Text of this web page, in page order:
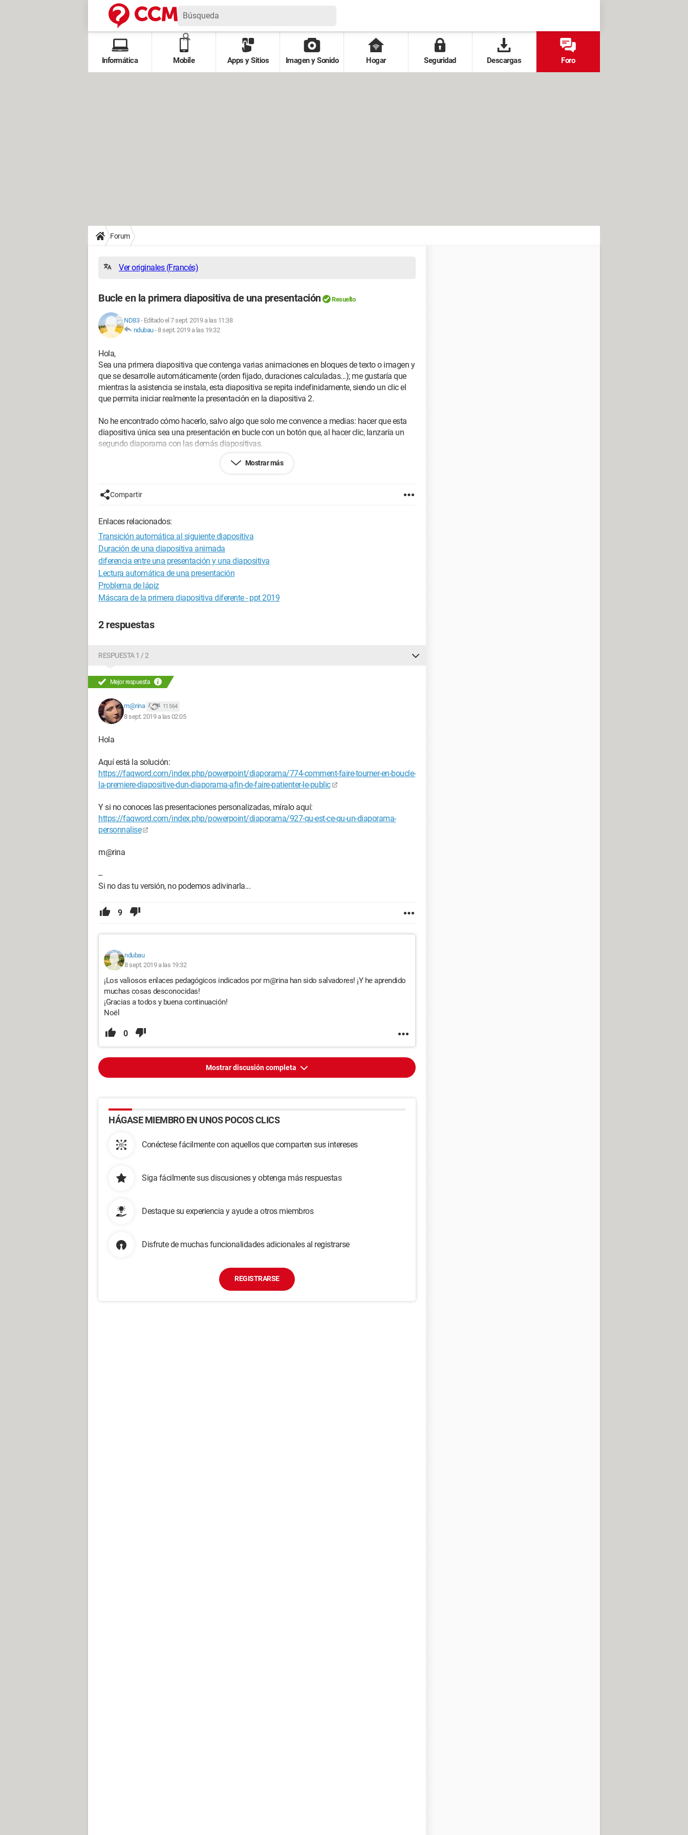
Informática Mobile Apps y Sitios Imagen y Sonido Hogar Seguridad Descargas Foro
Forum
Ver originales (Francés)
Bucle en la primera diapositiva de una presentación Resuelto
ND83- Editado el 7 sept. 2019 a las 11:38
ndubau-8 sept. 2019 a las 19:32
Hola,
Sea una primera diapositiva que contenga varias animaciones en bloques de texto o imagen y
que se desarrolle automáticamente (orden fijado, duraciones calculadas...); me gustaría que
mientras la asistencia se instala, esta diapositiva se repita indefinidamente, siendo un clic el
que permita iniciar realmente la presentación en la diapositiva 2.
No he encontrado cómo hacerlo, salvo algo que solo me convence a medias: hacer que esta
diapositiva única sea una presentación en bucle con un botón que, al hacer clic, lanzaría un
segundo diaporama con las demás diapositivas.
Noël
Configuración:Macintosh / Chrome 76.0.3809.132
Mostrar más
Compartir
Enlaces relacionados:
Transición automática al siguiente diapositiva
Duración de una diapositiva animada
diferencia entre una presentación y una diapositiva
Lectura automática de una presentación
Problema de lápiz
Máscara de la primera diapositiva diferente - ppt 2019
2 respuestas
RESPUESTA 1 / 2
Mejor respuesta
m@rina 11 564
8 sept. 2019 a las 02:05
Hola
Aquí está la solución:
https://faqword.com/index.php/powerpoint/diaporama/774-comment-faire-tourner-en-boucle-
la-premiere-diapositive-dun-diaporama-afin-de-faire-patienter-le-public
Y si no conoces las presentaciones personalizadas, míralo aquí:
https://faqword.com/index.php/powerpoint/diaporama/927-qu-est-ce-qu-un-diaporama-
personnalise
m@rina
--
Si no das tu versión, no podemos adivinarla...
9
ndubau
8 sept. 2019 a las 19:32
¡Los valiosos enlaces pedagógicos indicados por m@rina han sido salvadores! ¡Y he aprendido
muchas cosas desconocidas!
¡Gracias a todos y buena continuación!
Noël
0
Mostrar discusión completa
HÁGASE MIEMBRO EN UNOS POCOS CLICS
Conéctese fácilmente con aquellos que comparten sus intereses
Siga fácilmente sus discusiones y obtenga más respuestas
Destaque su experiencia y ayude a otros miembros
Disfrute de muchas funcionalidades adicionales al registrarse
REGISTRARSE